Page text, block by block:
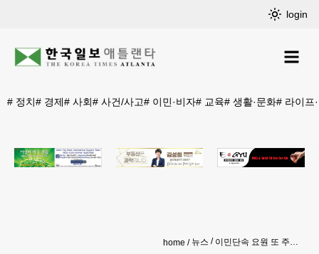
login
# 정치# 경제# 사회# 사건/사고# 이민·비자# 교육# 생활·문화# 라이프
home 뉴스 이민단속 요원 또 주민에 총격